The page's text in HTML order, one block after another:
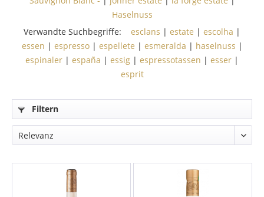
Haselnuss
Verwandte Suchbegriffe:
esclans | estate | escolha |
essen | espresso| espellete | esmeralda | haselnuss |
espinaler | españa | essig | espressotassen | esser |
esprit
Filtern